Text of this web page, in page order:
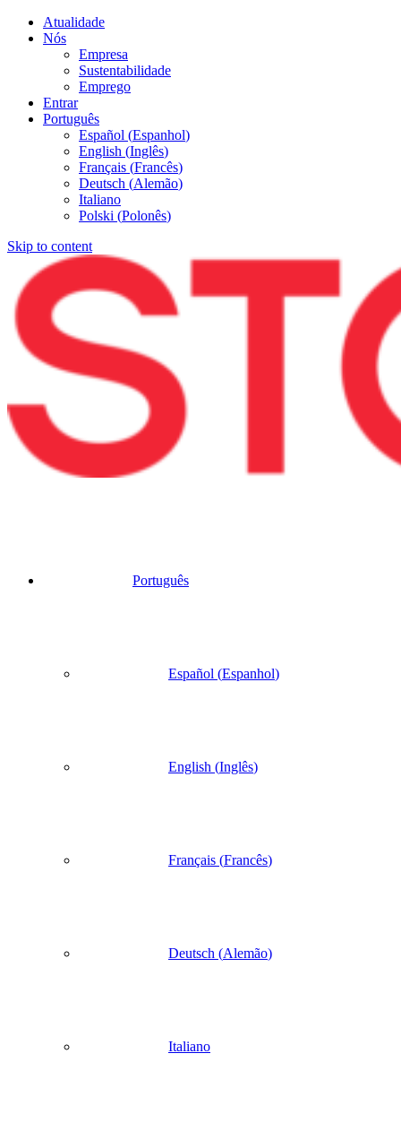
Atualidade
Nós
Empresa
Sustentabilidade
Emprego
Entrar
Português
Español (Espanhol)
English (Inglês)
Français (Francês)
Deutsch (Alemão)
Italiano
Polski (Polonês)
Skip to content
Português
Español (Espanhol)
English (Inglês)
Français (Francês)
Deutsch (Alemão)
Italiano